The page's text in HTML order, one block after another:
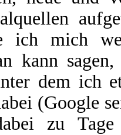
ich mich
kann
dem ich
(Google
zu